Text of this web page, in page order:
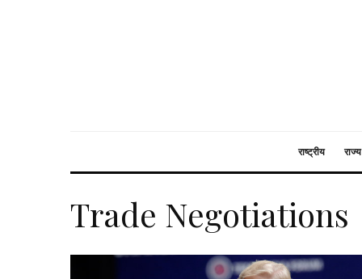
राष्ट्रीय राज्य
Trade Negotiations